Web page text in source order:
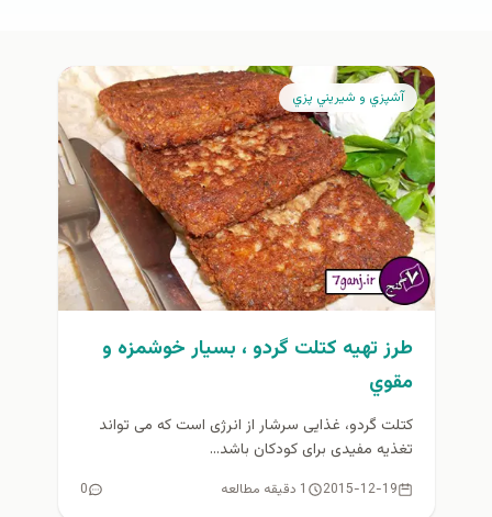
آشپزي و شيريني پزي
طرز تهيه كتلت گردو ، بسيار خوشمزه و
مقوي
کتلت گردو، غذایی سرشار از انرژی است که می تواند
تغذیه مفیدی برای کودکان باشد...
2015-12-19 1 دقیقه مطالعه 0